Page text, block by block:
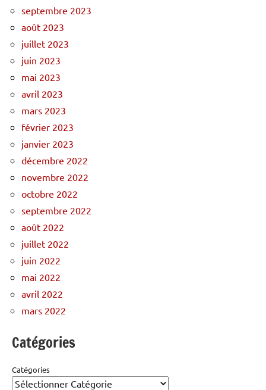
septembre 2023
août 2023
juillet 2023
juin 2023
mai 2023
avril 2023
mars 2023
février 2023
janvier 2023
décembre 2022
novembre 2022
octobre 2022
septembre 2022
août 2022
juillet 2022
juin 2022
mai 2022
avril 2022
mars 2022
Catégories
Catégories